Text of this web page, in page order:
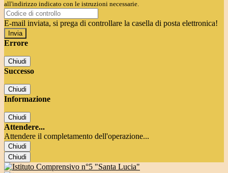
all'indirizzo indicato con le istruzioni necessarie.
E-mail inviata, si prega di controllare la casella di posta elettronica!
Errore
Chiudi
Successo
Chiudi
Informazione
Chiudi
Attendere...
Attendere il completamento dell'operazione...
Chiudi
Chiudi